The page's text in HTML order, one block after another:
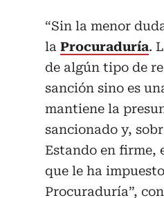
“Sin la menor
la Procuraduría.
de algún tipo de
sanción sino es
mantiene la
sancionado y,
Estando en firme,
que le ha
Procuraduría”,